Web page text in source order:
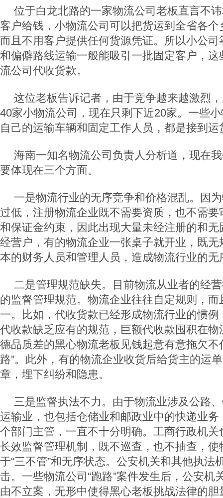
位于白龙北路的一家物流公司老板直言不
客户给钱，小物流公司可以把货运到全省各
而且不用客户提供任何货源凭证。所以小公
和偏僻路线运输一般能吸引一批固定客户，
流公司代收货款。
这位老板告诉记者，由于竞争越来越激烈
40家小物流公司，现在只剩下近20家。一些
自己的运输车辆和固定工作人员，都是接到
海南一知名物流公司负责人分析道，现在
要体现在三个方面。
一是物流行业的无序竞争和价格混乱。因
过低，注册物流企业既不需要资质，也不需
和保证金约束，因此出现大量未经注册的和
经营户，有的物流企业一张桌子就开业，既
本的财务人员和管理人员，造成物流行业的
二是管理规范缺失。目前物流从业者的经
的监督管理规范。物流企业往往自定规则，
一。比如，代收货款已经形成物流行业的惯
代收款缺乏应有的规范，巨额代收款囤积在
德品质差的黑心物流老板见钱起意有意拖欠不
路”。此外，有的物流企业收货后给货主的运
章，埋下纠纷和隐患。
三是监督执法不力。由于物流业涉及公路
运输业，也包括仓储业和邮政业中的快递业
个部门主管，一直不十分明确。工商行政机
长效监督管理机制，既不巡查，也不抽查，使
于“三不管”和无序状态。公安机关和其他执法
击。一些物流公司“跑路”案件发生后，公安机
由不立案，无形中使得黑心老板挑战法律的